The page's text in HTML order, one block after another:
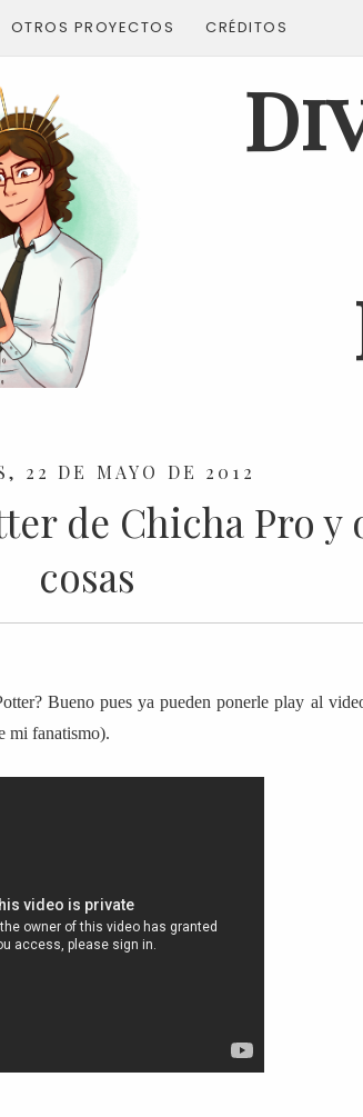
OTROS PROYECTOS CRÉDITOS
22 DE MAYO DE 2012
de Chicha Pro y
cosas
Bueno pues ya pueden ponerle play al
mi fanatismo).